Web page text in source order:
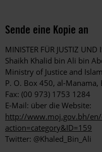
Sende eine Kopie an
MINISTER FÜR JUSTIZ UND
Shaikh Khalid bin Ali bin
Ministry of Justice and
P. O. Box 450, al-Manama,
Fax: (00 973) 1753 1284
E-Mail: über die Website:
http://www.moj.gov.bh/
action=category&ID=159
Twitter: @Khaled_Bin_Ali